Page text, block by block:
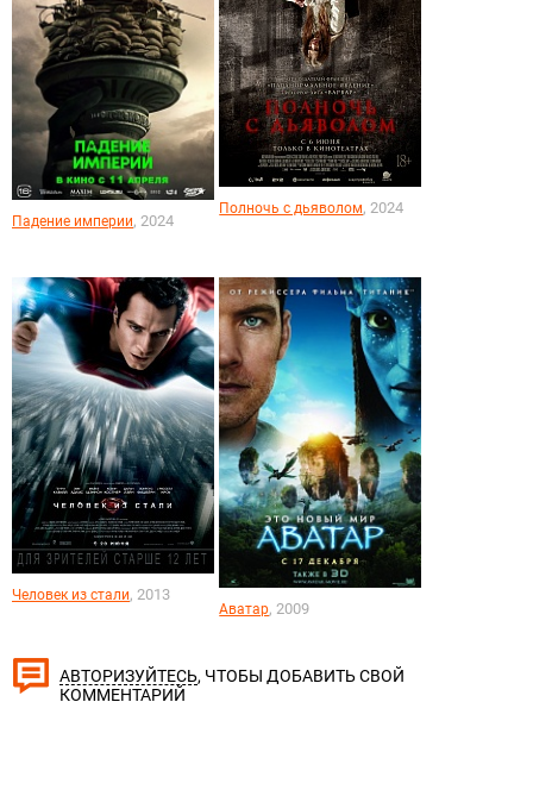
Падение империи, 2024
Полночь с дьяволом, 2024
Человек из стали, 2013
Аватар, 2009
АВТОРИЗУЙТЕСЬ, ЧТОБЫ ДОБАВИТЬ СВОЙ
КОММЕНТАРИЙ